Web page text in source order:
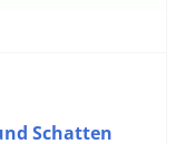
Schatten